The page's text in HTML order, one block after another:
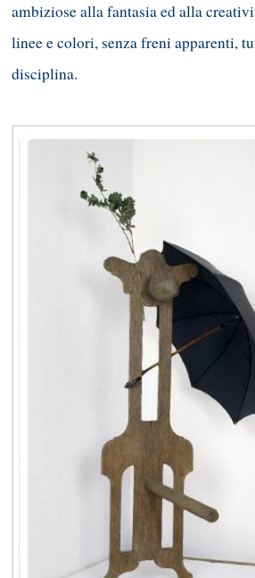
ambiziose alla fantasia ed alla
linee e colori, senza freni apparenti,
disciplina.